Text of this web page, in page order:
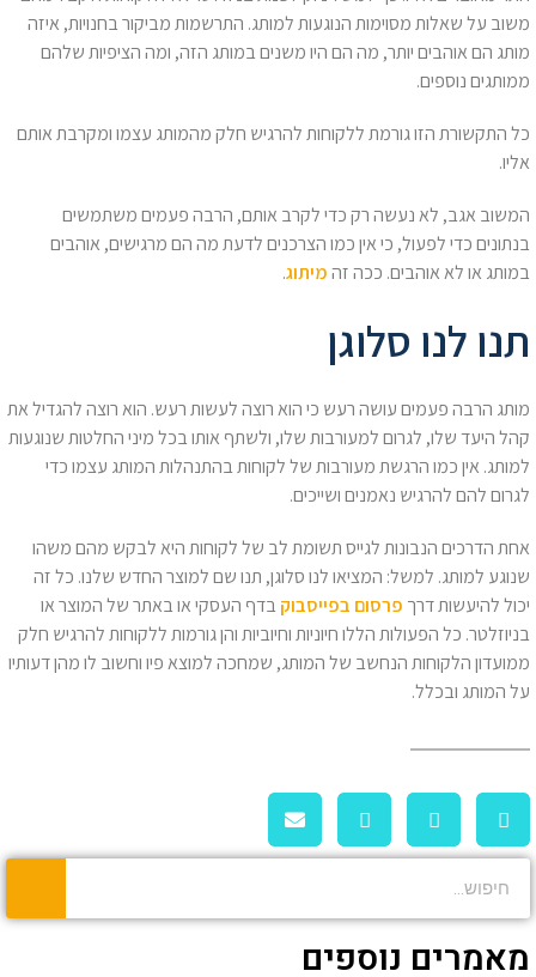
משוב על שאלות מסוימות הנוגעות למותג. התרשמות מביקור בחנויות, איזה
מותג הם אוהבים יותר, מה הם היו משנים במותג הזה, ומה הציפיות שלהם
ממותגים נוספים.
כל התקשורת הזו גורמת ללקוחות להרגיש חלק מהמותג עצמו ומקרבת אותם
אליו.
המשוב אגב, לא נעשה רק כדי לקרב אותם, הרבה פעמים משתמשים
בנתונים כדי לפעול, כי אין כמו הצרכנים לדעת מה הם מרגישים, אוהבים
במותג או לא אוהבים. ככה זהמיתוג.
תנו לנו סלוגן
מותג הרבה פעמים עושה רעש כי הוא רוצה לעשות רעש. הוא רוצה להגדיל את
קהל היעד שלו, לגרום למעורבות שלו, ולשתף אותו בכל מיני החלטות שנוגעות
למותג. אין כמו הרגשת מעורבות של לקוחות בהתנהלות המותג עצמו כדי
לגרום להם להרגיש נאמנים ושייכים.
אחת הדרכים הנבונות לגייס תשומת לב של לקוחות היא לבקש מהם משהו
שנוגע למותג. למשל: המציאו לנו סלוגן, תנו שם למוצר החדש שלנו. כל זה
יכול להיעשות דרך פרסום בפייסבוק בדף העסקי או באתר של המוצר או
בניוזלטר. כל הפעולות הללו חיוניות וחיוביות והן גורמות ללקוחות להרגיש חלק
ממועדון הלקוחות הנחשב של המותג, שמחכה למוצא פיו וחשוב לו מהן דעותיו
על המותג ובכלל.
מאמרים נוספים